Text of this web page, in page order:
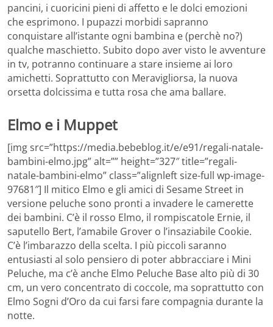
pancini, i cuoricini pieni di affetto e le dolci emozioni
che esprimono. I pupazzi morbidi sapranno
conquistare all’istante ogni bambina e (perchè no?)
qualche maschietto. Subito dopo aver visto le avventure
in tv, potranno continuare a stare insieme ai loro
amichetti. Soprattutto con Meravigliorsa, la nuova
orsetta dolcissima e tutta rosa che ama ballare.
Elmo e i Muppet
[img src=”https://media.bebeblog.it/e/e91/regali-natale-
bambini-elmo.jpg” alt=”” height=”327″ title=”regali-
natale-bambini-elmo” class=”alignleft size-full wp-image-
97681″] Il mitico Elmo e gli amici di Sesame Street in
versione peluche sono pronti a invadere le camerette
dei bambini. C’è il rosso Elmo, il rompiscatole Ernie, il
saputello Bert, l’amabile Grover o l’insaziabile Cookie.
C’è l’imbarazzo della scelta. I più piccoli saranno
entusiasti al solo pensiero di poter abbracciare i Mini
Peluche, ma c’è anche Elmo Peluche Base alto più di 30
cm, un vero concentrato di coccole, ma soprattutto con
Elmo Sogni d’Oro da cui farsi fare compagnia durante la
notte.